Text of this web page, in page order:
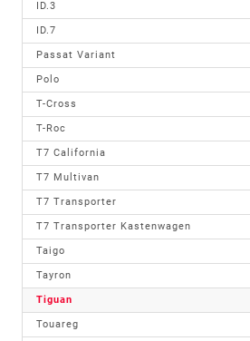
ID.3
ID.7
Passat Variant
Polo
T-Cross
T-Roc
T7 California
T7 Multivan
T7 Transporter
T7 Transporter Kastenwagen
Taigo
Tayron
Tiguan
Touareg